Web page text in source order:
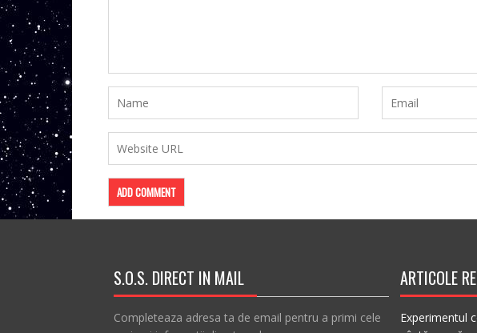
S.O.S. DIRECT IN MAIL
Completeaza adresa ta de email pentru a primi cele
ARTICOLE
Experimentul